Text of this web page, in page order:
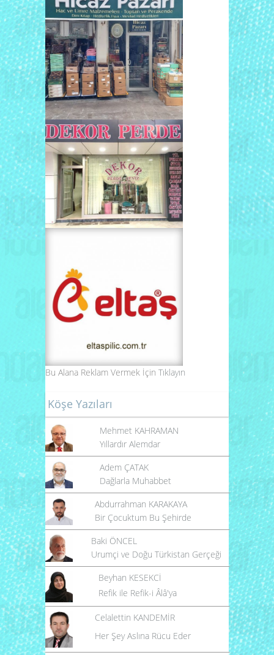
Bu Alana Reklam Vermek İçin Tıklayın
Köşe Yazıları
Mehmet KAHRAMAN
Yıllardır Alemdar
Adem ÇATAK
Dağlarla Muhabbet
Abdurrahman KARAKAYA
Bir Çocuktum Bu Şehirde
Baki ÖNCEL
Urumçi ve Doğu Türkistan Gerçeği
Beyhan KESEKCİ
Refik ile Refik-i Âlâ'ya
Celalettin KANDEMİR
Her Şey Aslına Rücu Eder